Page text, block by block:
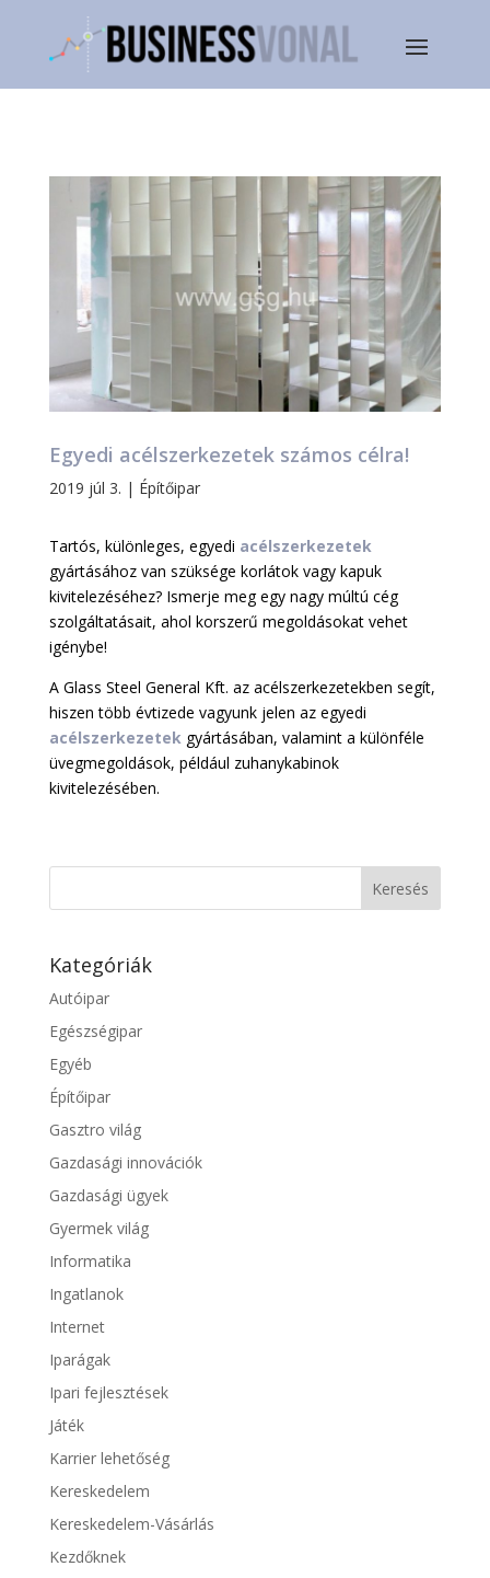
Egyedi acélszerkezetek számos célra!
2019 júl 3. | Építőipar
Tartós, különleges, egyedi acélszerkezetek
gyártásához van szüksége korlátok vagy kapuk
kivitelezéséhez? Ismerje meg egy nagy múltú cég
szolgáltatásait, ahol korszerű megoldásokat vehet
igénybe!
A Glass Steel General Kft. az acélszerkezetekben segít,
hiszen több évtizede vagyunk jelen az egyedi
acélszerkezetekgyártásában, valamint a különféle
üvegmegoldások, például zuhanykabinok
kivitelezésében.
Kategóriák
Autóipar
Egészségipar
Egyéb
Építőipar
Gasztro világ
Gazdasági innovációk
Gazdasági ügyek
Gyermek világ
Informatika
Ingatlanok
Internet
Iparágak
Ipari fejlesztések
Játék
Karrier lehetőség
Kereskedelem
Kereskedelem-Vásárlás
Kezdőknek